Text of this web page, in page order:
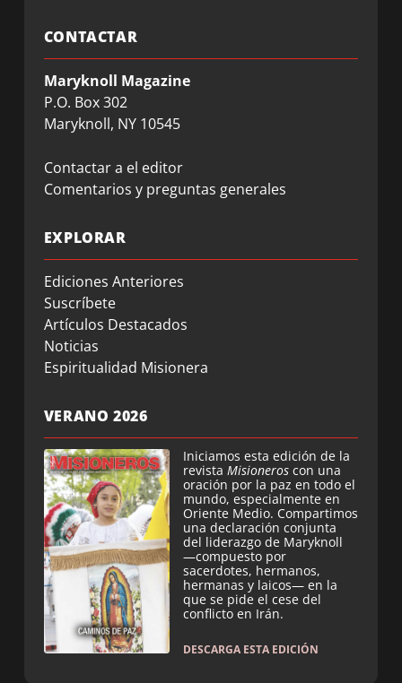
CONTACTAR
Maryknoll Magazine
P.O. Box 302
Maryknoll, NY 10545
Contactar a el editor
Comentarios y preguntas generales
EXPLORAR
Ediciones Anteriores
Suscríbete
Artículos Destacados
Noticias
Espiritualidad Misionera
VERANO 2026
Iniciamos esta edición de la
revista Misioneros con una
oración por la paz en todo el
mundo, especialmente en
Oriente Medio. Compartimos
una declaración conjunta
del liderazgo de Maryknoll
—compuesto por
sacerdotes, hermanos,
hermanas y laicos— en la
que se pide el cese del
conflicto en Irán.
DESCARGA ESTA EDICIÓN